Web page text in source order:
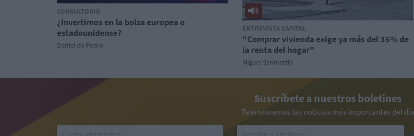
CONSULTORIO
¿Invertimos en la bolsa europea o
estadounidense?
Daniel de Pedro
ENTREVISTA CAPITAL
"Comprar vivienda exige ya más del 35% de
la renta del hogar"
Miguel Sanmartín
Suscríbete a nuestros boletines
Te enviaremos las noticias más importantes del día